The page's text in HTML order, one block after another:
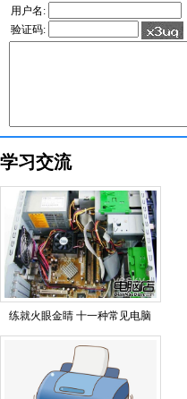
用户名:
验证码:
学习交流
练就火眼金睛 十一种常见电脑